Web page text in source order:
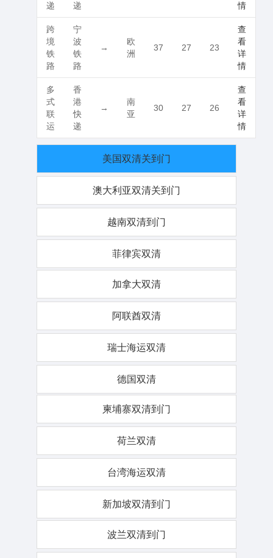
递
递
情
跨
境
铁
路
宁
波
铁
路
→
欧
洲
37 27 23
查
看
详
情
多
式
联
运
香
港
快
递
→
南
亚
30 27 26
查
看
详
情
美国双清关到门
澳大利亚双清关到门
越南双清到门
菲律宾双清
加拿大双清
阿联酋双清
瑞士海运双清
德国双清
柬埔寨双清到门
荷兰双清
台湾海运双清
新加坡双清到门
波兰双清到门